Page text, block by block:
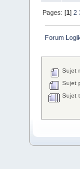
Pages: [1]2
Forum
Sujet
Sujet
Sujet